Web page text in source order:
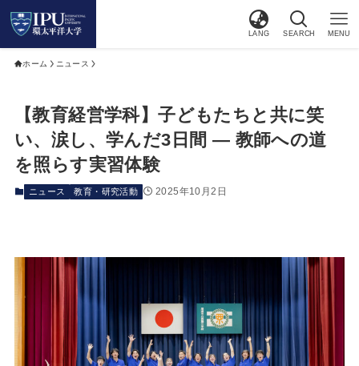
LANG SEARCH MENU
ホーム ニュース
【教育経営学科】子どもたちと共に笑
い、涙し、学んだ3日間 ― 教師への道
を照らす実習体験
ニュース 教育・研究活動 2025年10月2日